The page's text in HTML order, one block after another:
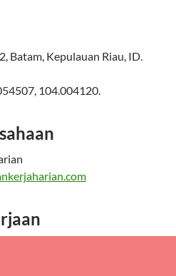
, Batam, Kepulauan Riau, ID.
, 104.004120.